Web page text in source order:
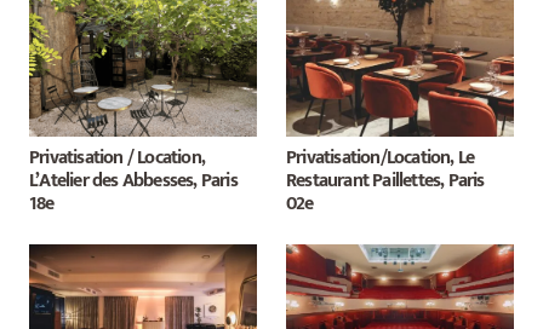
Privatisation / Location,
L’Atelier des Abbesses, Paris
18e
Privatisation/Location, Le
Restaurant Paillettes, Paris
02e